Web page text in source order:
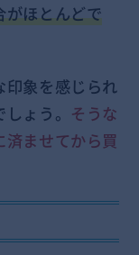
がほとんどで
印象を感じられ
ょう。 そうな
ませてから買